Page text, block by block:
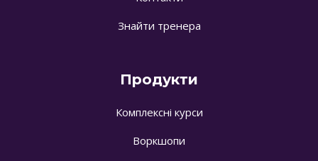
Знайти тренера
Продукти
Комплексні курси
Воркшопи